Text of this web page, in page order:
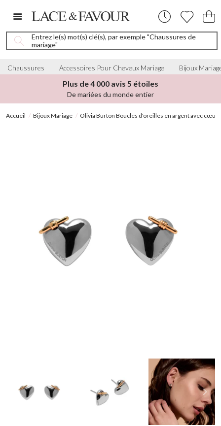
Entrez le(s) mot(s) clé(s), par exemple "Chaussures de
mariage"
Chaussures Accessoires Pour Cheveux Mariage Bijoux
Plus de 4 000 avis 5 étoiles
De mariées du monde entier
Accueil Bijoux Mariage Olivia Burton Boucles d'oreilles en argent avec